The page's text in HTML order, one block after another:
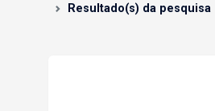
Resultado(s) da pesquisa